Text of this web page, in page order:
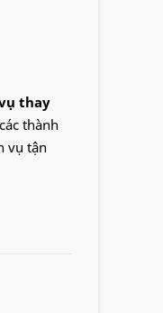
thay
thành
vụ tận